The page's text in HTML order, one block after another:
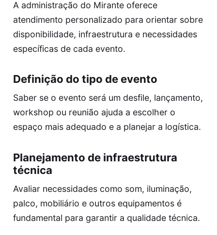
A administração do Mirante oferece
atendimento personalizado para orientar sobre
disponibilidade, infraestrutura e necessidades
específicas de cada evento.
Definição do tipo de evento
Saber se o evento será um desfile, lançamento,
workshop ou reunião ajuda a escolher o
espaço mais adequado e a planejar a logística.
Planejamento de infraestrutura
técnica
Avaliar necessidades como som, iluminação,
palco, mobiliário e outros equipamentos é
fundamental para garantir a qualidade técnica.